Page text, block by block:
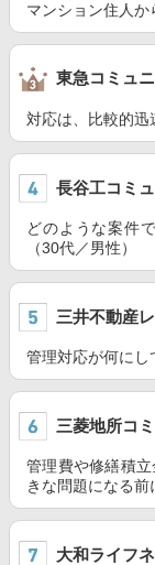
マンション住人か
東急コミュ
対応は、比較的迅
長谷工コミ
どのような案件
（30代／男性）
三井不動産
管理対応が何にし
三菱地所コ
管理費や修繕積
きな問題になる前
大和ライフ